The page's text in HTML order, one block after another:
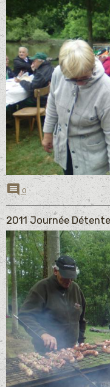
0
2011 Journée